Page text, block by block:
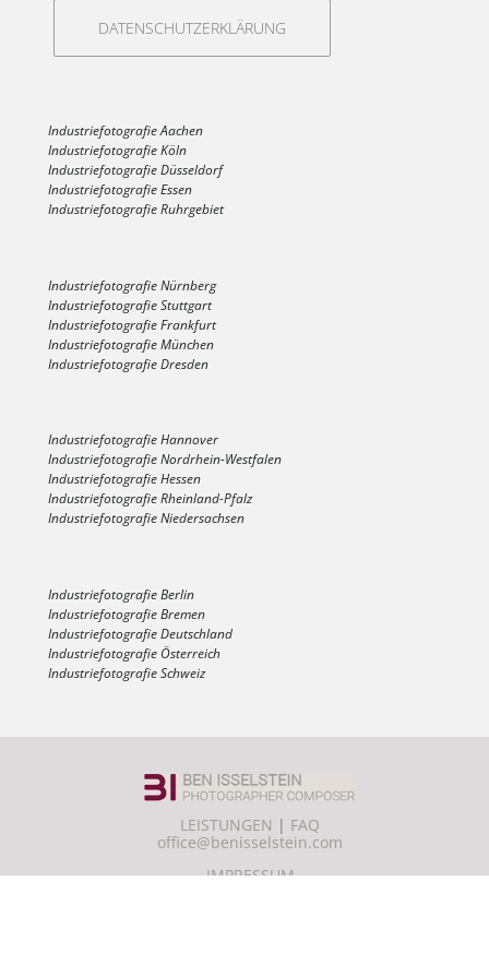
DATENSCHUTZERKLÄRUNG
Industriefotografie Aachen
Industriefotografie Köln
Industriefotografie Düsseldorf
Industriefotografie Essen
Industriefotografie Ruhrgebiet
Industriefotografie Nürnberg
Industriefotografie Stuttgart
Industriefotografie Frankfurt
Industriefotografie München
Industriefotografie Dresden
Industriefotografie Hannover
Industriefotografie Nordrhein-Westfalen
Industriefotografie Hessen
Industriefotografie Rheinland-Pfalz
Industriefotografie Niedersachsen
Industriefotografie Berlin
Industriefotografie Bremen
Industriefotografie Deutschland
Industriefotografie Österreich
Industriefotografie Schweiz
LEISTUNGEN | FAQ
office@benisselstein.com
IMPRESSUM